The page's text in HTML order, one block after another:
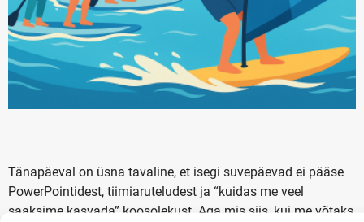
Tänapäeval on üsna tavaline, et isegi suvepäevad ei pääse
PowerPointidest, tiimiaruteludest ja “kuidas me veel
saaksime kasvada” koosolekust. Aga mis siis, kui me võtaks